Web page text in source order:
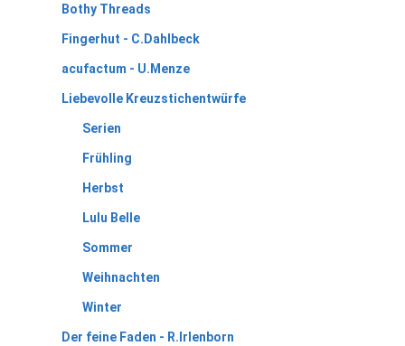
Bothy Threads
Fingerhut - C.Dahlbeck
acufactum - U.Menze
Liebevolle Kreuzstichentwürfe
Serien
Frühling
Herbst
Lulu Belle
Sommer
Weihnachten
Winter
Der feine Faden - R.Irlenborn